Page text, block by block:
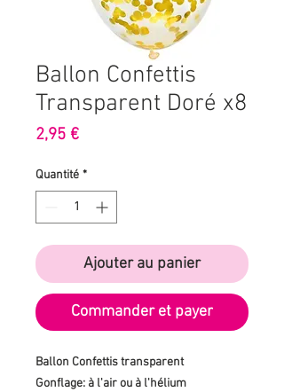
Ballon Confettis
Transparent Doré x8
2,95 €Prix
Quantité *
Ajouter au panier
Commander et payer
Ballon Confettis transparent
Gonflage: à l'air ou à l'hélium